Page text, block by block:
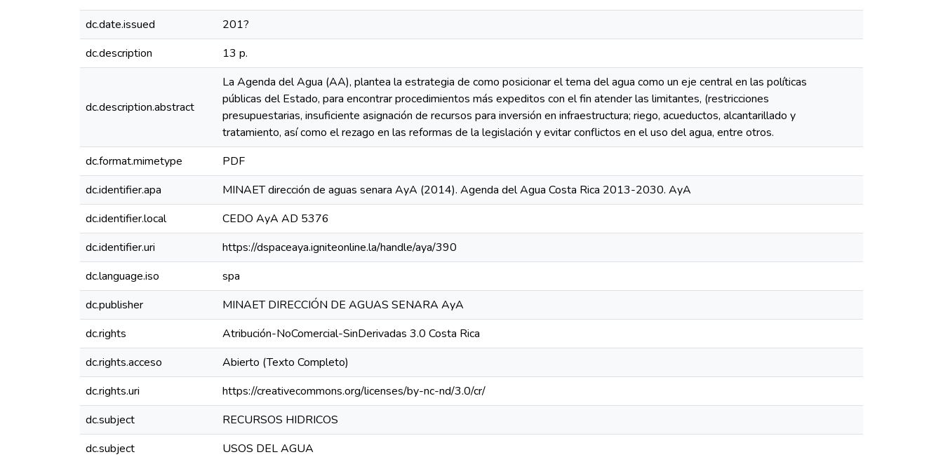
dc.date.issued
201?
dc.description
13 p.
dc.description.abstract
La Agenda del Agua (AA), plantea la estrategia de como posicionar el tema del agua como un eje central en las políticas
públicas del Estado, para encontrar procedimientos más expeditos con el fin atender las limitantes, (restricciones
presupuestarias, insuficiente asignación de recursos para inversión en infraestructura; riego, acueductos, alcantarillado y
tratamiento, así como el rezago en las reformas de la legislación y evitar conflictos en el uso del agua, entre otros.
dc.format.mimetype
PDF
dc.identifier.apa
MINAET dirección de aguas senara AyA (2014). Agenda del Agua Costa Rica 2013-2030. AyA
dc.identifier.local
CEDO AyA AD 5376
dc.identifier.uri
https://dspaceaya.igniteonline.la/handle/aya/390
dc.language.iso
spa
dc.publisher
MINAET DIRECCIÓN DE AGUAS SENARA AyA
dc.rights
Atribución-NoComercial-SinDerivadas 3.0 Costa Rica
dc.rights.acceso
Abierto (Texto Completo)
dc.rights.uri
https://creativecommons.org/licenses/by-nc-nd/3.0/cr/
dc.subject
RECURSOS HIDRICOS
dc.subject
USOS DEL AGUA